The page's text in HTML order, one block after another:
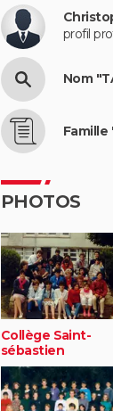
profil
Nom
Famille
PHOTOS
Collège Saint-
sébastien